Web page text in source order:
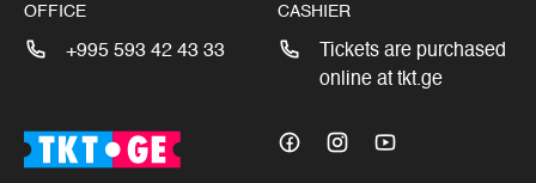
OFFICE
+995 593 42 43 33
CASHIER
Tickets are purchased
online at tkt.ge